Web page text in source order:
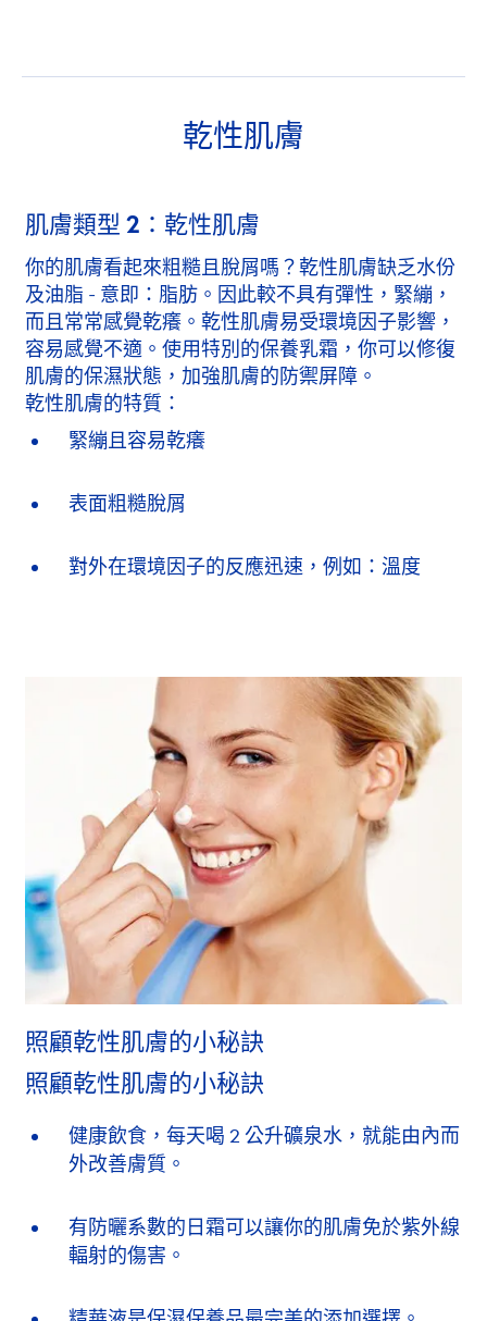
乾性肌膚
肌膚類型 2：乾性肌膚
你的肌膚看起來粗糙且脫屑嗎？乾性肌膚缺乏水份
及油脂 - 意即：脂肪。因此較不具有彈性，緊繃，
而且常常感覺乾癢。乾性肌膚易受環境因子影響，
容易感覺不適。使用特別的保養乳霜，你可以修復
肌膚的保濕狀態，加強肌膚的防禦屏障。
乾性肌膚的特質：
緊繃且容易乾癢
表面粗糙脫屑
對外在環境因子的反應迅速，例如：溫度
照顧乾性肌膚的小秘訣
照顧乾性肌膚的小秘訣
健康飲食，每天喝 2 公升礦泉水，就能由內而
外改善膚質。
有防曬系數的日霜可以讓你的肌膚免於紫外線
輻射的傷害。